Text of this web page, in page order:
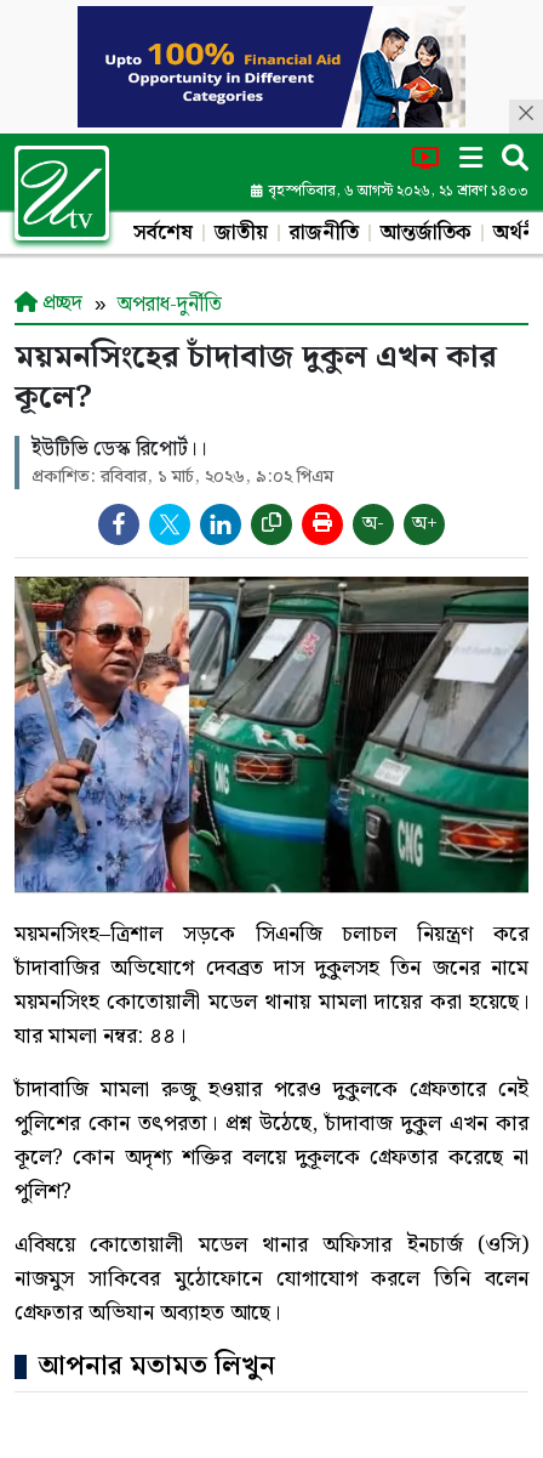
বৃহস্পতিবার, ৬ আগস্ট ২০২৬, ২১ শ্রাবণ ১৪৩৩
সর্বশেষ জাতীয় রাজনীতি আন্তর্জাতিক
প্রচ্ছদ অপরাধ-দুর্নীতি
ময়মনসিংহের চাঁদাবাজ দুকুল এখন কার
কূলে?
ইউটিভি ডেস্ক রিপোর্ট।।
প্রকাশিত: রবিবার, ১ মার্চ, ২০২৬, ৯:০২ পিএম
অ- অ+
ময়মনসিংহ–ত্রিশাল সড়কে সিএনজি চলাচল নিয়ন্ত্রণ করে
চাঁদাবাজির অভিযোগে দেবব্রত দাস দুকুলসহ তিন জনের নামে
ময়মনসিংহ কোতোয়ালী মডেল থানায় মামলা দায়ের করা হয়েছে।
যার মামলা নম্বর: ৪৪।
চাঁদাবাজি মামলা রুজু হওয়ার পরেও দুকুলকে গ্রেফতারে নেই
পুলিশের কোন তৎপরতা। প্রশ্ন উঠেছে, চাঁদাবাজ দুকুল এখন কার
কূলে? কোন অদৃশ্য শক্তির বলয়ে দুকূলকে গ্রেফতার করেছে না
পুলিশ?
এবিষয়ে কোতোয়ালী মডেল থানার অফিসার ইনচার্জ (ওসি)
নাজমুস সাকিবের মুঠোফোনে যোগাযোগ করলে তিনি বলেন
গ্রেফতার অভিযান অব্যাহত আছে।
আপনার মতামত লিখুন